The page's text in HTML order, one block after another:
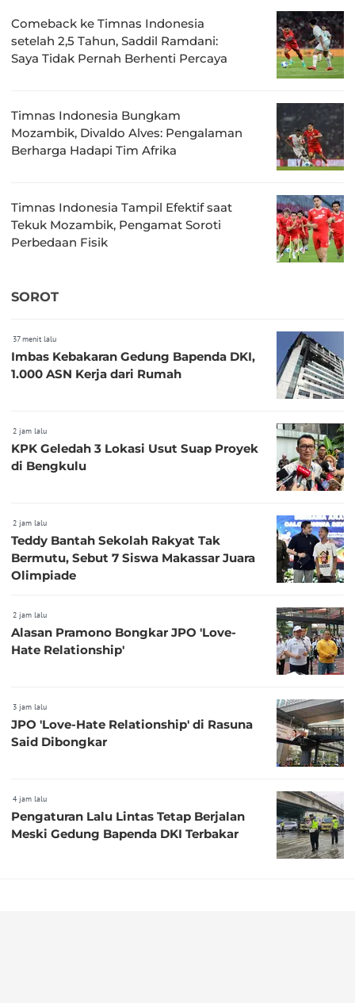
Comeback ke Timnas Indonesia
setelah 2,5 Tahun, Saddil Ramdani:
Saya Tidak Pernah Berhenti Percaya
Timnas Indonesia Bungkam
Mozambik, Divaldo Alves: Pengalaman
Berharga Hadapi Tim Afrika
Timnas Indonesia Tampil Efektif saat
Tekuk Mozambik, Pengamat Soroti
Perbedaan Fisik
SOROT
37 menit lalu
Imbas Kebakaran Gedung Bapenda DKI,
1.000 ASN Kerja dari Rumah
2 jam lalu
KPK Geledah 3 Lokasi Usut Suap Proyek
di Bengkulu
2 jam lalu
Teddy Bantah Sekolah Rakyat Tak
Bermutu, Sebut 7 Siswa Makassar Juara
Olimpiade
2 jam lalu
Alasan Pramono Bongkar JPO 'Love-
Hate Relationship'
3 jam lalu
JPO 'Love-Hate Relationship' di Rasuna
Said Dibongkar
4 jam lalu
Pengaturan Lalu Lintas Tetap Berjalan
Meski Gedung Bapenda DKI Terbakar